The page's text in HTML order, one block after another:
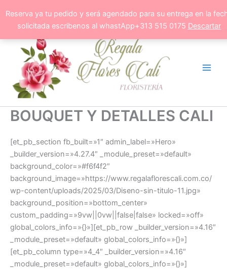
Reserva ya tu pedido y será agendado para su entrega en la
solicitada escribenos al whastApp+313 515 0175 Descartar
contenido
BOUQUET Y DETALLES CALI
[et_pb_section fb_built=»1″ admin_label=»Hero»
_builder_version=»4.27.4″ _module_preset=»default»
background_color=»#f6f4f2″
background_image=»https://www.regalaflorescali.com.co/
wp-content/uploads/2025/03/Diseno-sin-titulo-11.jpg»
background_position=»bottom_center»
custom_padding=»9vw||0vw||false|false» locked=»off»
global_colors_info=»{}»][et_pb_row _builder_version=»4.16″
_module_preset=»default» global_colors_info=»{}»]
[et_pb_column type=»4_4″ _builder_version=»4.16″
_module_preset=»default» global_colors_info=»{}»]